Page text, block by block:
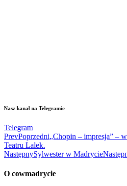
Nasz kanał na Telegramie
Telegram
PrevPoprzedni„Chopin – impresja” –
Teatru Lalek.
NastępnySylwester w Madrycie
O cowmadrycie